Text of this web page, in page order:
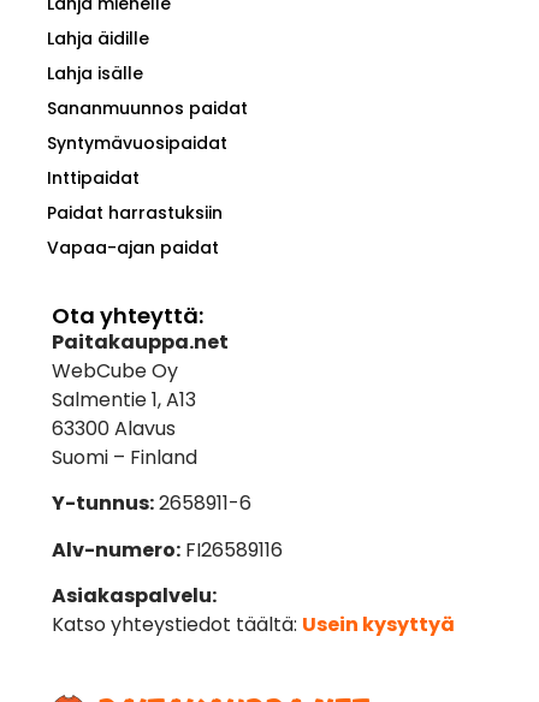
Lahja äidille
Lahja isälle
Sananmuunnos paidat
Syntymävuosipaidat
Inttipaidat
Paidat harrastuksiin
Vapaa-ajan paidat
Ota yhteyttä:
Paitakauppa.net
WebCube Oy
Salmentie 1, A13
63300 Alavus
Suomi – Finland
Y-tunnus:2658911-6
Alv-numero:FI26589116
Asiakaspalvelu:
Katso yhteystiedot täältä: Usein kysyttyä